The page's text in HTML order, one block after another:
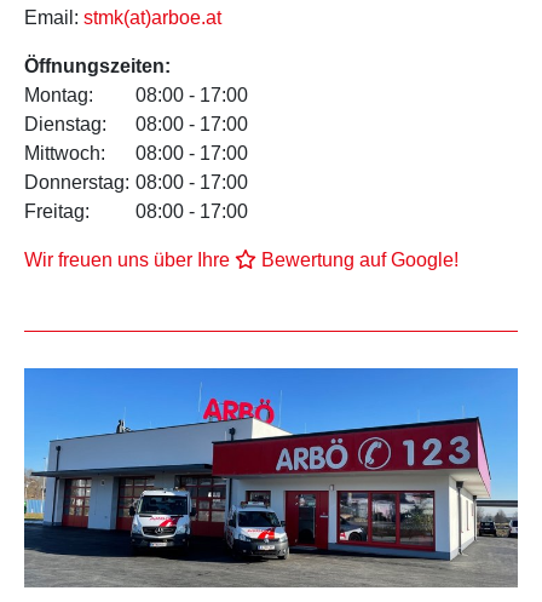
Email: stmk(at)arboe.at
Öffnungszeiten:
Montag:
08:00 - 17:00
Dienstag:
08:00 - 17:00
Mittwoch:
08:00 - 17:00
Donnerstag: 08:00 - 17:00
Freitag:
08:00 - 17:00
Wir freuen uns über Ihre Bewertung auf Google!